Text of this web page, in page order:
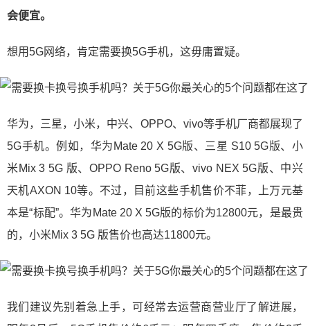
会便宜。
想用5G网络，肯定需要换5G手机，这毋庸置疑。
华为，三星，小米，中兴、OPPO、vivo等手机厂商都展现了
5G手机。例如，华为Mate 20 X 5G版、三星 S10 5G版、小
米Mix 3 5G 版、OPPO Reno 5G版、vivo NEX 5G版、中兴
天机AXON 10等。不过，目前这些手机售价不菲，上万元基
本是“标配”。华为Mate 20 X 5G版的标价为12800元，是最贵
的，小米Mix 3 5G 版售价也高达11800元。
我们建议先别着急上手，可经常去运营商营业厅了解进展，